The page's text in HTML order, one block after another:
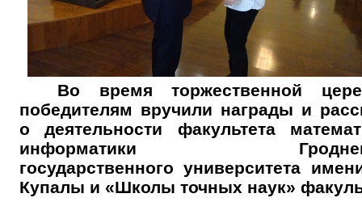
Во время торжественной
победителям вручили награды и
о деятельности факультета
информатики
государственного университета
Купалы и «Школы точных наук»